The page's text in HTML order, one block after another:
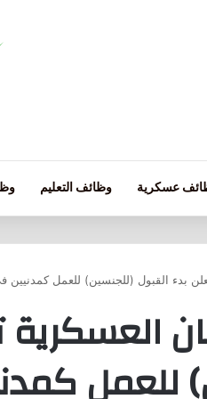
عسكرية وظائف التعليم
بدء القبول (للجنسين) للعمل
العسكرية
للعمل